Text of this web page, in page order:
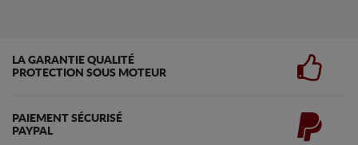
LA GARANTIE QUALITÉ
PROTECTION SOUS MOTEUR
PAIEMENT SÉCURISÉ
PAYPAL